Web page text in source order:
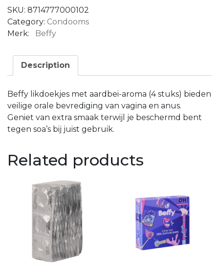
SKU: 8714777000102
Category: Condooms
Merk: Beffy
Description
Beffy likdoekjes met aardbei-aroma (4 stuks) bieden
veilige orale bevrediging van vagina en anus.
Geniet van extra smaak terwijl je beschermd bent
tegen soa’s bij juist gebruik.
Related products